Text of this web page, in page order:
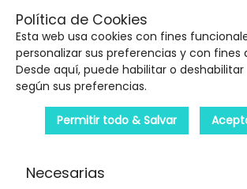
5€ DE
Política de Cookies
Esta web usa cookies con fines
personalizar sus preferencias y con fines
Desde aquí, puede habilitar o deshabilitar
según sus preferencias.
Permitir todo & Salvar
Necesarias